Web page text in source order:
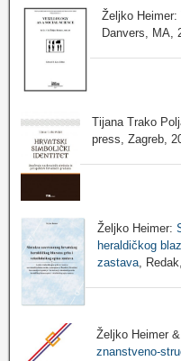
Željko Heimer:
Danvers, MA,
Tijana Trako
press, Zagreb,
Željko Heimer:
heraldičkog
zastava,
Željko Heimer
znanstveno-